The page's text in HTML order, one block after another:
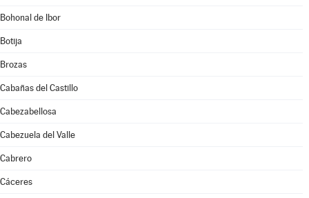
Bohonal de Ibor
Botija
Brozas
Cabañas del Castillo
Cabezabellosa
Cabezuela del Valle
Cabrero
Cáceres